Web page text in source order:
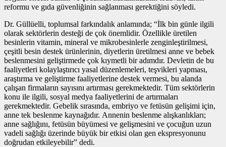
reformu ve gıda güvenliğinin sağlanması gerektiğini söyledi.
Dr. Güllüelli, toplumsal farkındalık anlamında; “İlk bin günle ilgili
olarak sektörlerin desteği de çok önemlidir. Özellikle üretilen
besinlerin vitamin, mineral ve mikrobesinlerle zenginleştirilmesi,
çeşitli besin destek ürünlerinin, diyetlerin üretilmesi anne ve bebek
beslenmesini geliştirmede çok kıymetli bir adımdır. Devletin de bu
faaliyetleri kolaylaştırıcı yasal düzenlemeleri, teşvikleri yapması,
araştırma ve geliştirme faaliyetlerine destek vermesi, bu alanda
çalışan firmaların sayısını artırması gerekmektedir. Tüm sektörlerin
konu ile ilgili, sosyal medya faaliyetlerini de artırmaları
gerekmektedir. Gebelik sırasında, embriyo ve fetüsün gelişimi için,
anne tek beslenme kaynağıdır. Annenin beslenme alışkanlıkları;
anne sağlığını, fetüsün büyümesi ve gelişmesini ve çocuğun uzun
vadeli sağlığı üzerinde büyük bir etkisi olan gen ekspresyonunu
doğrudan etkileyebilir” dedi.